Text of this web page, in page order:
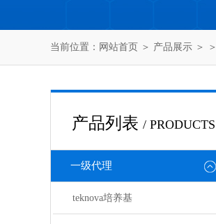
当前位置： 网站首页 ＞ 产品展示 ＞ ＞
产品列表 / PRODUCTS
一级代理
teknova培养基